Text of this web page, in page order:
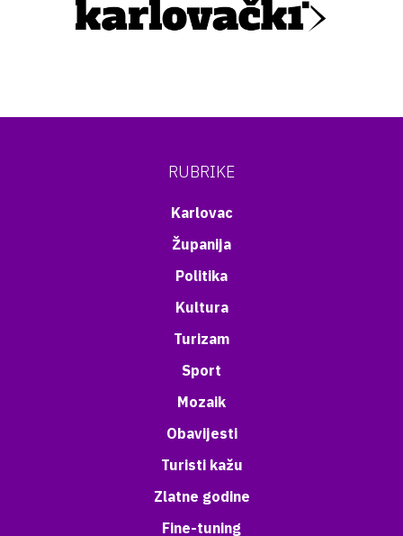
RUBRIKE
Karlovac
Županija
Politika
Kultura
Turizam
Sport
Mozaik
Obavijesti
Turisti kažu
Zlatne godine
Fine-tuning